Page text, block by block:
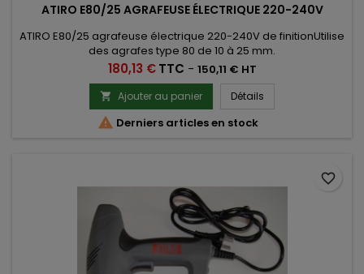
ATIRO E80/25 AGRAFEUSE ÉLECTRIQUE 220-240V
ATIRO E80/25 agrafeuse électrique 220-240V de finitionUtilise
des agrafes type 80 de 10 à 25 mm.
Prix
180,13 € TTC - 150,11 € HT
 Ajouter au panier Détails
 Derniers articles en stock
favorite_border